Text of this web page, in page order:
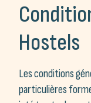
Hostels
Les conditions
particulières